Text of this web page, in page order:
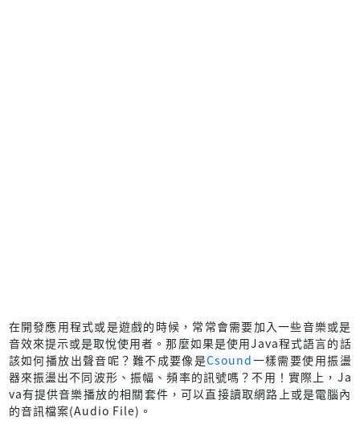
在開發應用程式或是遊戲的時候，常常會需要加入一些音樂或是
音效來提示或是取悅使用者。那麼如果是使用Java程式語言的話
該如何播放出聲音呢？難不成要像是Csound一樣需要使用振盪
器來振盪出不同波形、振幅、頻率的訊號嗎？不用！實際上，Ja
va有提供音樂播放的相關套件，可以直接讀取網路上或是電腦內
的音訊檔案(Audio File)。